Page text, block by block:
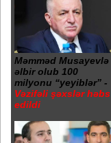
Məmməd Musayevlə
əlbir olub 100
milyonu “yeyiblər” -
Vəzifəli şəxslər həbs
edildi